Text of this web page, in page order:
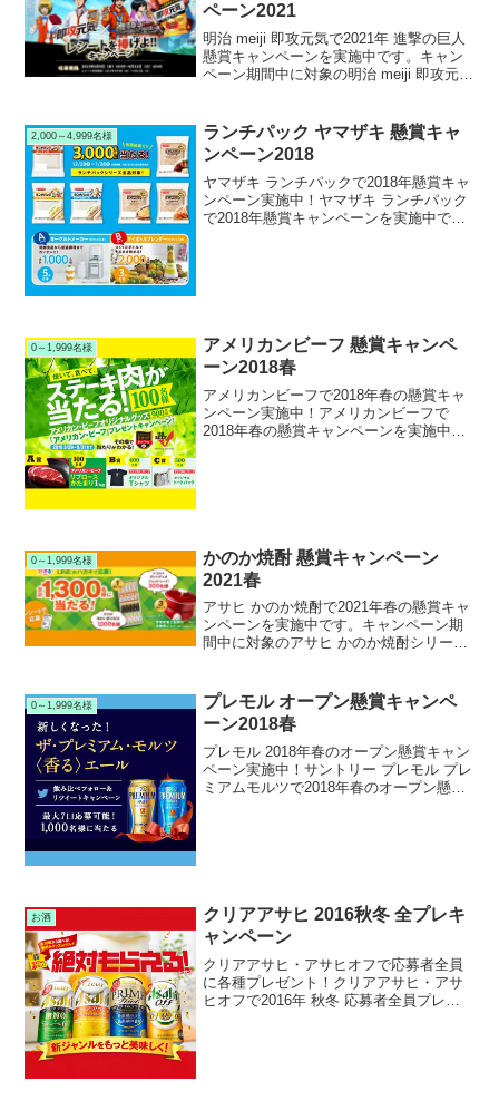
ペーン2021
明治 meiji 即攻元気で2021年 進撃の巨人
懸賞キャンペーンを実施中です。キャン
ペーン期間中に対象の明治 meiji 即攻元気
が当たります。
2,000～4,999名様
ランチパック ヤマザキ 懸賞キャ
ンペーン2018
ヤマザキ ランチパックで2018年懸賞キャ
ンペーン実施中！ヤマザキ ランチパック
で2018年懸賞キャンペーンを実施中で
0～1,999名様
アメリカンビーフ 懸賞キャンペ
ーン2018春
アメリカンビーフで2018年春の懸賞キャ
ンペーン実施中！アメリカンビーフで
2018年春の懸賞キャンペーンを実施中で
0～1,999名様
かのか焼酎 懸賞キャンペーン
2021春
アサヒ かのか焼酎で2021年春の懸賞キャ
ンペーンを実施中です。キャンペーン期
間中に対象のアサヒ かのか焼酎シリーズ
ポットデュオ フェットが当たります。
0～1,999名様
プレモル オープン懸賞キャンペ
ーン2018春
プレモル 2018年春のオープン懸賞キャン
ペーン実施中！サントリー プレモル プレ
ミアムモルツで2018年春のオープン懸賞
お酒
クリアアサヒ 2016秋冬 全プレキ
ャンペーン
クリアアサヒ・アサヒオフで応募者全員
に各種プレゼント！クリアアサヒ・アサ
ヒオフで2016年 秋冬 応募者全員プレゼ